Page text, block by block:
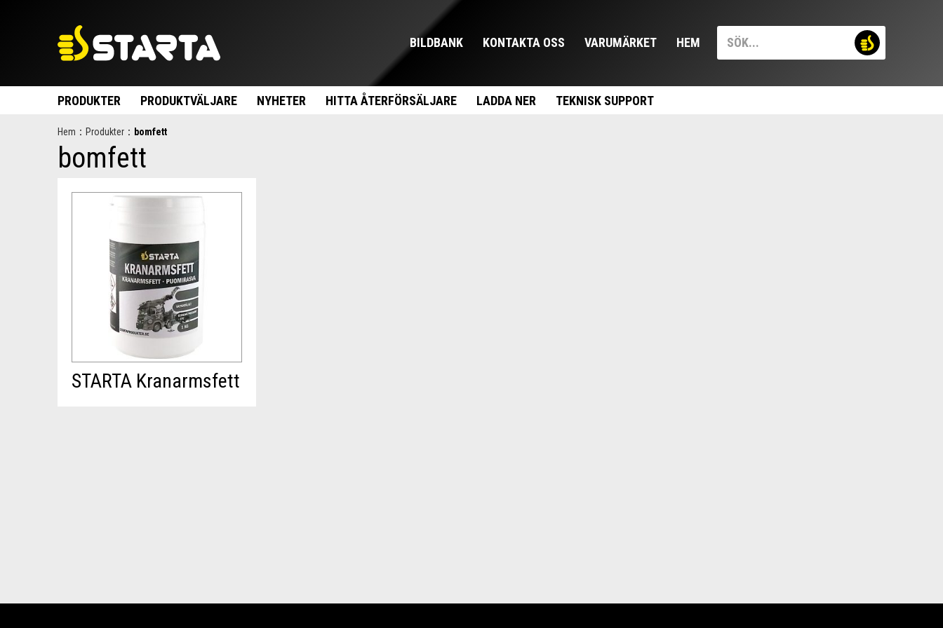
BILDBANK KONTAKTA OSS VARUMÄRKET HEM
PRODUKTER PRODUKTVÄLJARE NYHETER HITTA ÅTERFÖRSÄLJARE LADDA NER TEKNISK SUPPORT
Hem : Produkter : bomfett
bomfett
STARTA Kranarmsfett